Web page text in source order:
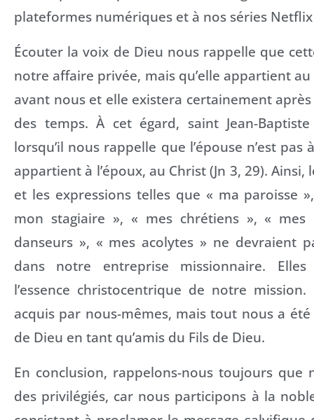
plateformes numériques et à nos séries
Écouter la voix de Dieu nous rappelle que
notre affaire privée, mais qu’elle appartient
avant nous et elle existera certainement après
des temps. À cet égard, saint Jean-
lorsqu’il nous rappelle que l’épouse n’est pas
appartient à l’époux, au Christ (Jn 3, 29). Ainsi,
et les expressions telles que « ma paroisse
mon stagiaire », « mes chrétiens », « mes
danseurs », « mes acolytes » ne devraient
dans notre entreprise missionnaire.
l’essence christocentrique de notre mission.
acquis par nous-mêmes, mais tout nous a
de Dieu en tant qu’amis du Fils de Dieu.
En conclusion, rappelons-nous toujours que
des privilégiés, car nous participons à la